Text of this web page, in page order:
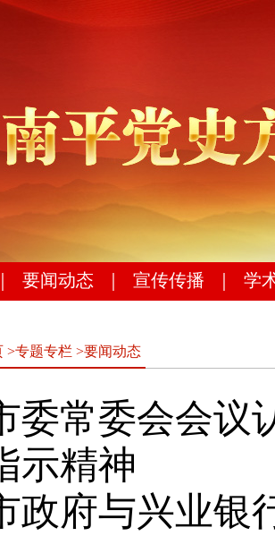
要闻动态 宣传传播 学
>专题专栏 >要闻动态
委常委会会议
示精神
政府与兴业银